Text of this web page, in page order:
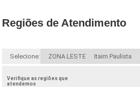
Regiões de Atendimento
Selecione: ZONA LESTE Itaim Paulista
Verifique as regiões que
atendemos